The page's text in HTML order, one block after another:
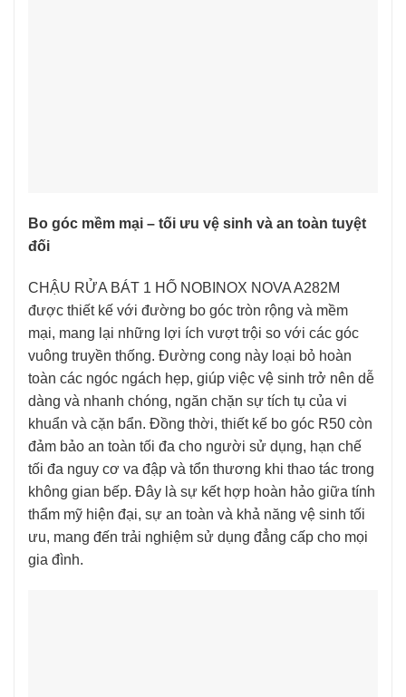
Bo góc mềm mại – tối ưu vệ sinh và an toàn tuyệt
đối
CHẬU RỬA BÁT 1 HỐ NOBINOX NOVA A282M
được thiết kế với đường bo góc tròn rộng và mềm
mại, mang lại những lợi ích vượt trội so với các góc
vuông truyền thống. Đường cong này loại bỏ hoàn
toàn các ngóc ngách hẹp, giúp việc vệ sinh trở nên dễ
dàng và nhanh chóng, ngăn chặn sự tích tụ của vi
khuẩn và cặn bẩn. Đồng thời, thiết kế bo góc R50 còn
đảm bảo an toàn tối đa cho người sử dụng, hạn chế
tối đa nguy cơ va đập và tổn thương khi thao tác trong
không gian bếp. Đây là sự kết hợp hoàn hảo giữa tính
thẩm mỹ hiện đại, sự an toàn và khả năng vệ sinh tối
ưu, mang đến trải nghiệm sử dụng đẳng cấp cho mọi
gia đình.